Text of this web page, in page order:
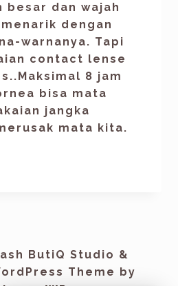
besar dan wajah
dengan
warnanya. Tapi
contact lense
8 jam
bisa mata
jangka
mata kita.
ButiQ Studio &
Theme by